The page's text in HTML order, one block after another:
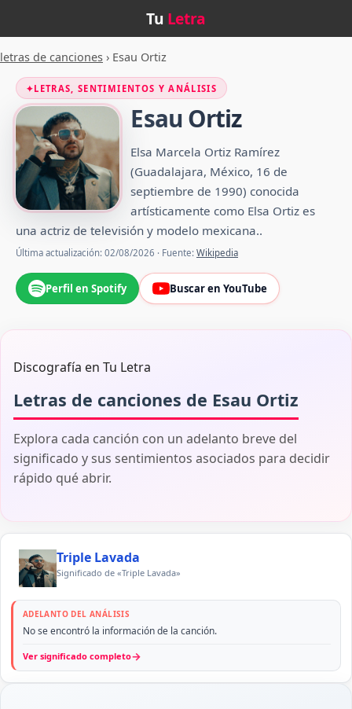
Tu Letra
letras de canciones › Esau Ortiz
✦LETRAS, SENTIMIENTOS Y ANÁLISIS
Esau Ortiz
Elsa Marcela Ortiz Ramírez​
(Guadalajara, México, 16 de
septiembre de 1990) conocida
artísticamente como Elsa Ortiz es
una actriz de televisión y modelo mexicana.​​.
Última actualización: 02/08/2026 · Fuente: Wikipedia
Perfil en Spotify Buscar en YouTube
Discografía en Tu Letra
Letras de canciones de Esau Ortiz
Explora cada canción con un adelanto breve del
significado y sus sentimientos asociados para decidir
rápido qué abrir.
Triple Lavada
Significado de «Triple Lavada»
ADELANTO DEL ANÁLISIS
No se encontró la información de la canción.
Ver significado completo→